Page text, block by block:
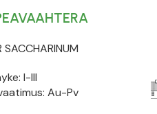
SACCHARINUM
I-III
Au-Pv